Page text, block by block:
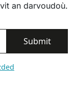
an darvoudoù.